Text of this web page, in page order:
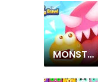
MONSTER EGG BRAWL